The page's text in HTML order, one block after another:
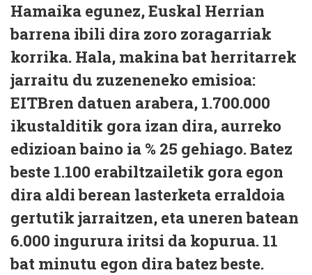
Hamaika egunez, Euskal Herrian
barrena ibili dira zoro zoragarriak
korrika. Hala, makina bat herritarrek
jarraitu du zuzeneneko emisioa:
EITBren datuen arabera, 1.700.000
ikustalditik gora izan dira, aurreko
edizioan baino ia % 25 gehiago. Batez
beste 1.100 erabiltzailetik gora egon
dira aldi berean lasterketa erraldoia
gertutik jarraitzen, eta uneren batean
6.000 ingurura iritsi da kopurua. 11
bat minutu egon dira batez beste.